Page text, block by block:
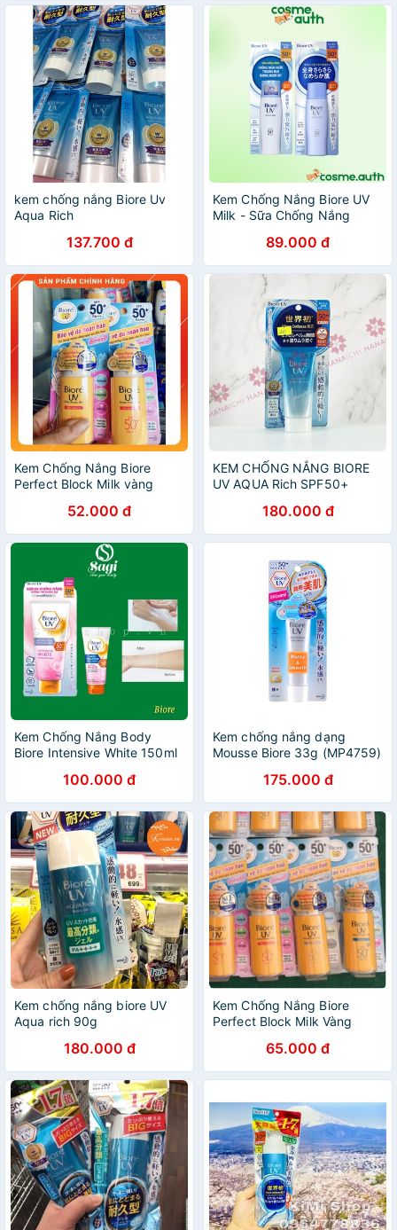
kem chống nắng Biore Uv
Aqua Rich
137.700 đ
Kem Chống Nắng Biore UV
Milk - Sữa Chống Nắng
SPF50+PA++++ 40ml - Màu
Xanh
89.000 đ
Kem Chống Nắng Biore
Perfect Block Milk vàng
52.000 đ
KEM CHỐNG NẮNG BIORE
UV AQUA Rich SPF50+
180.000 đ
Kem Chống Nắng Body
Biore Intensive White 150ml
100.000 đ
Kem chống nắng dạng
Mousse Biore 33g (MP4759)
175.000 đ
Kem chống nắng biore UV
Aqua rich 90g
180.000 đ
Kem Chống Nắng Biore
Perfect Block Milk Vàng
65.000 đ